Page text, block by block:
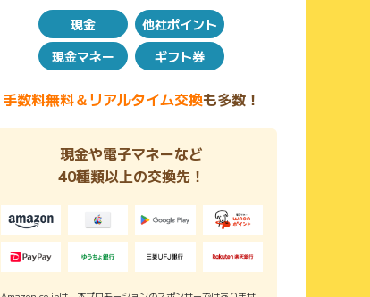
現金
他社ポイント
現金マネー
ギフト券
手数料無料＆リアルタイム交換も多数！
現金や電子マネーなど
40種類以上の交換先！